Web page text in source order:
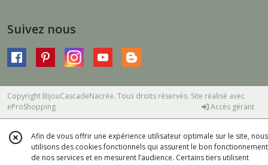
Suivez nous
Copyright BijouCascadeNacrée. Tous droits réservés. Site réalisé avec
eProShopping
Accès gérant
Afin de vous offrir une expérience utilisateur optimale sur le site, nous
utilisons des cookies fonctionnels qui assurent le bon fonctionnement
de nos services et en mesurent l’audience. Certains tiers utilisent